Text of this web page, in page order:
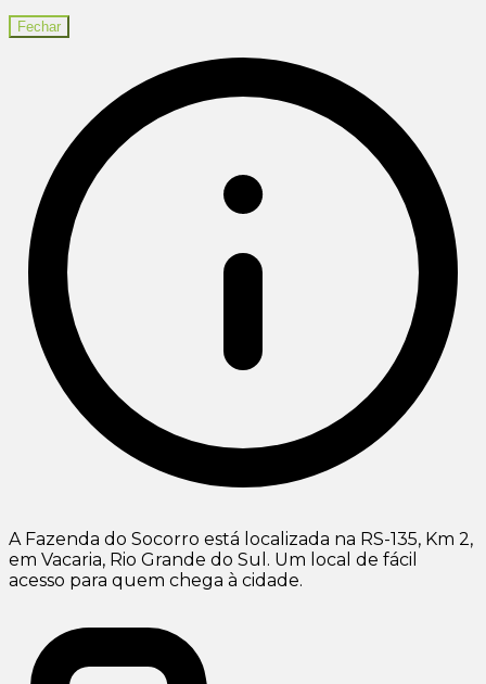
Fechar
A Fazenda do Socorro está localizada na RS-135, Km 2,
em Vacaria, Rio Grande do Sul. Um local de fácil
acesso para quem chega à cidade.